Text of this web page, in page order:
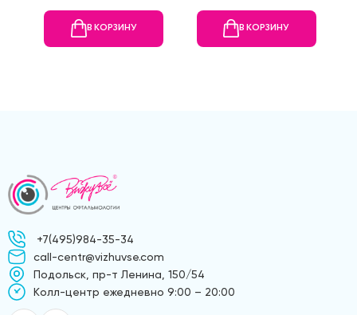
В КОРЗИНУ В КОРЗИНУ
+7(495)984-35-34
call-centr@vizhuvse.com
Подольск, пр-т Ленина, 150/54
Kолл-центр ежедневно 9:00 – 20:00